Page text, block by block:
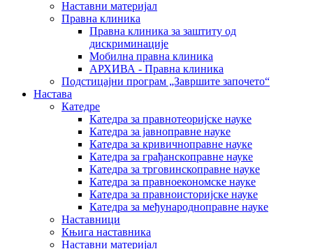
Наставни материјал
Правна клиника
Правна клиника за заштиту од
дискриминације
Мобилна правна клиника
АРХИВА - Правна клиника
Подстицајни програм „Завршите започето“
Настава
Катедре
Катедра за правнотеоријске науке
Катедра за јавноправне науке
Катедра за кривичноправне науке
Катедра за грађанскоправне науке
Катедра за трговинскоправне науке
Катедра за правноекономске науке
Катедра за правноисторијске науке
Катедра за међународноправне науке
Наставници
Књига наставника
Наставни материјал